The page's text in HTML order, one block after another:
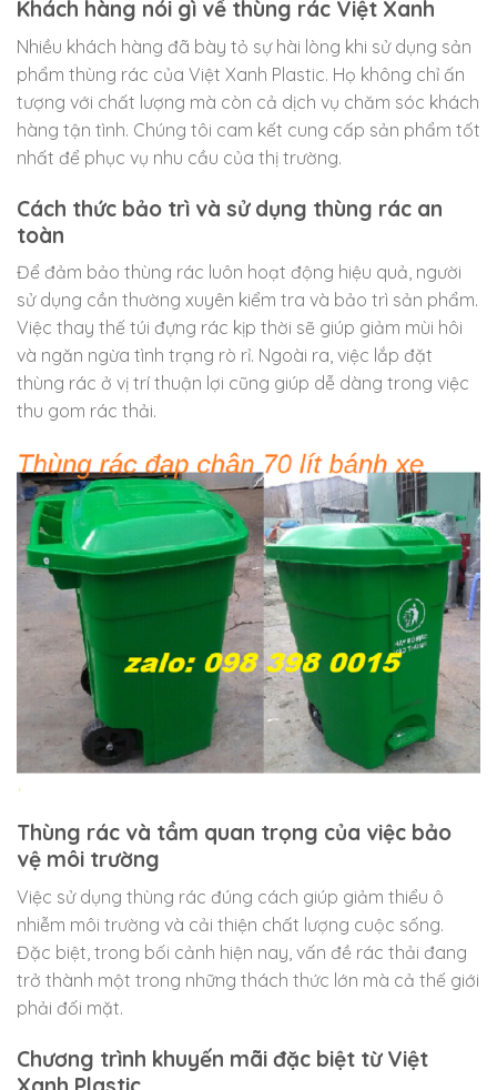
Khách hàng nói gì về thùng rác Việt Xanh
Nhiều khách hàng đã bày tỏ sự hài lòng khi sử dụng sản
phẩm thùng rác của Việt Xanh Plastic. Họ không chỉ ấn
tượng với chất lượng mà còn cả dịch vụ chăm sóc khách
hàng tận tình. Chúng tôi cam kết cung cấp sản phẩm tốt
nhất để phục vụ nhu cầu của thị trường.
Cách thức bảo trì và sử dụng thùng rác an
toàn
Để đảm bảo thùng rác luôn hoạt động hiệu quả, người
sử dụng cần thường xuyên kiểm tra và bảo trì sản phẩm.
Việc thay thế túi đựng rác kịp thời sẽ giúp giảm mùi hôi
và ngăn ngừa tình trạng rò rỉ. Ngoài ra, việc lắp đặt
thùng rác ở vị trí thuận lợi cũng giúp dễ dàng trong việc
thu gom rác thải.
Thùng rác và tầm quan trọng của việc bảo
vệ môi trường
Việc sử dụng thùng rác đúng cách giúp giảm thiểu ô
nhiễm môi trường và cải thiện chất lượng cuộc sống.
Đặc biệt, trong bối cảnh hiện nay, vấn đề rác thải đang
trở thành một trong những thách thức lớn mà cả thế giới
phải đối mặt.
Chương trình khuyến mãi đặc biệt từ Việt